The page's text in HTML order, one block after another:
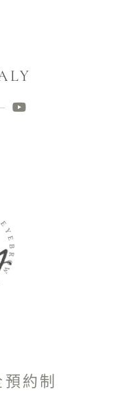
E
Y
E
B
R
O
約制